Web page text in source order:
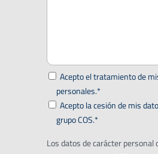
Acepto el tratamiento de
personales.*
Acepto la cesión de mis
grupo COS.*
Los datos de carácter personal